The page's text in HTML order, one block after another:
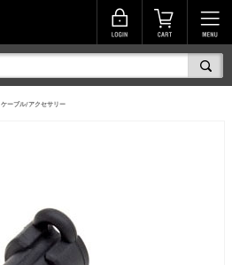
ケーブル/アクセサリー